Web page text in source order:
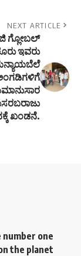
NEXT ARTICLE
ಗ್ಲೋಬಲ್
ಇವರು
ಖಂಡನೆ.
number one
the planet